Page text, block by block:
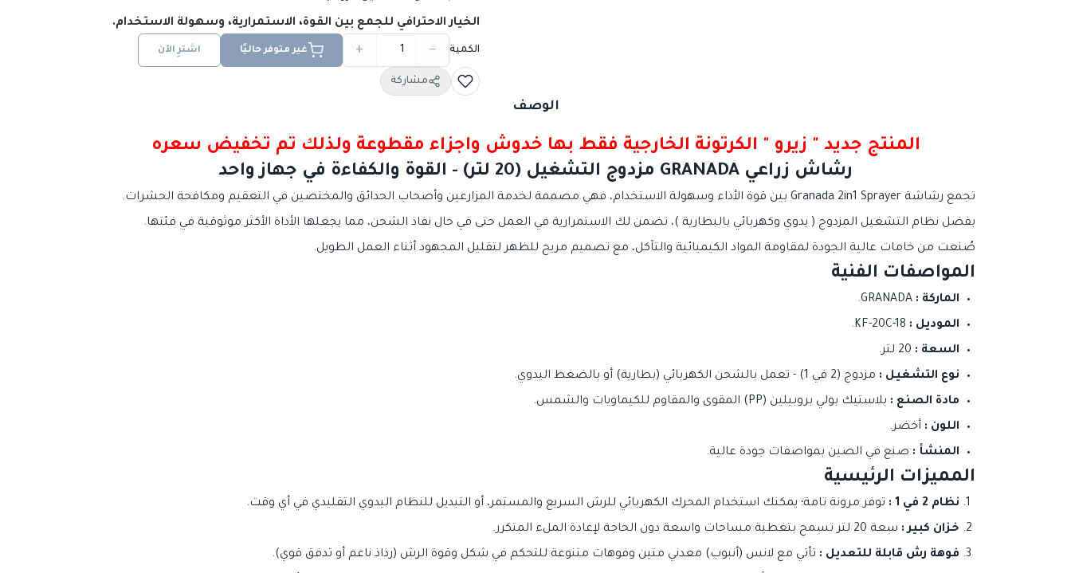
الخيار الاحترافي للجمع بين القوة، الاستمرارية، وسهولة الاستخدام.
الكمية −
+ غير متوفر حاليًا اشترِ الآن
مشاركة
الوصف
المنتج جديد " زيرو " الكرتونة الخارجية فقط بها خدوش واجزاء مقطوعة ولذلك تم تخفيض سعره
رشاش زراعي GRANADA مزدوج التشغيل (20 لتر) - القوة والكفاءة في جهاز واحد
تجمع رشاشة Granada 2in1 Sprayer بين قوة الأداء وسهولة الاستخدام، فهي مصممة لخدمة المزارعين وأصحاب الحدائق والمختصين في التعقيم ومكافحة الحشرات.
بفضل نظام التشغيل المزدوج ( يدوي وكهربائي بالبطارية )، تضمن لك الاستمرارية في العمل حتى في حال نفاذ الشحن، مما يجعلها الأداة الأكثر موثوقية في فئتها.
صُنعت من خامات عالية الجودة لمقاومة المواد الكيميائية والتآكل، مع تصميم مريح للظهر لتقليل المجهود أثناء العمل الطويل.
المواصفات الفنية
الماركة : GRANADA.
الموديل :
السعة :
نوع التشغيل : مزدوج (2 في 1) - تعمل بالشحن الكهربائي (بطارية) أو بالضغط اليدوي.
مادة الصنع : بلاستيك بولي بروبيلين (PP) المقوى والمقاوم للكيماويات والشمس.
اللون : أخضر.
المنشأ : صنع في الصين بمواصفات جودة عالية.
المميزات الرئيسية
نظام 2 في 1 :
توفر مرونة تامة؛ يمكنك استخدام المحرك الكهربائي للرش السريع والمستمر، أو التبديل للنظام اليدوي التقليدي في أي وقت.
خزان كبير : سعة 20 لتر تسمح بتغطية مساحات واسعة دون الحاجة لإعادة الملء المتكرر.
فوهة رش قابلة للتعديل : تأتي مع لانس (أنبوب) معدني متين وفوهات متنوعة للتحكم في شكل وقوة الرش (رذاذ ناعم أو تدفق قوي).